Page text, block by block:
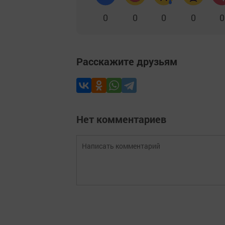
0 0 0 0 0
Расскажите друзьям
Нет комментариев